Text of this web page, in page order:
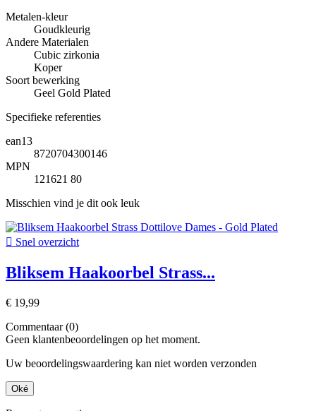
Metalen-kleur
Goudkleurig
Andere Materialen
Cubic zirkonia
Koper
Soort bewerking
Geel Gold Plated
Specifieke referenties
ean13
8720704300146
MPN
121621 80
Misschien vind je dit ook leuk
 Snel overzicht
Bliksem Haakoorbel Strass...
€ 19,99
Commentaar (0)
Geen klantenbeoordelingen op het moment.
Uw beoordelingswaardering kan niet worden verzonden
Oké